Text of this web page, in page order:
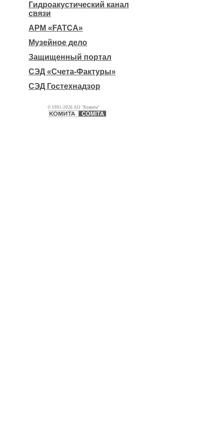
Гидроакустический канал
связи
АРМ «FATCA»
Музейное дело
Защищенный портал
СЭД «Счета-Фактуры»
СЭД Гостехнадзор
© 1991-2026 АО "Комита"